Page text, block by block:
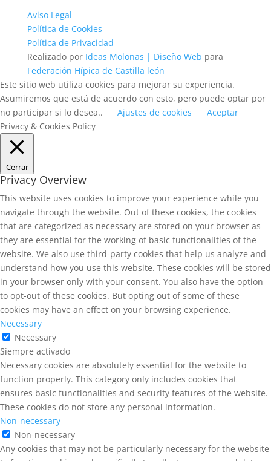
Aviso Legal
Política de Cookies
Política de Privacidad
Realizado por Ideas Molonas | Diseño Web para
Federación Hípica de Castilla león
Este sitio web utiliza cookies para mejorar su experiencia.
Asumiremos que está de acuerdo con esto, pero puede optar por
no participar si lo desea..
Ajustes de cookies
Aceptar
Privacy & Cookies Policy
Cerrar
Privacy Overview
This website uses cookies to improve your experience while you
navigate through the website. Out of these cookies, the cookies
that are categorized as necessary are stored on your browser as
they are essential for the working of basic functionalities of the
website. We also use third-party cookies that help us analyze and
understand how you use this website. These cookies will be stored
in your browser only with your consent. You also have the option
to opt-out of these cookies. But opting out of some of these
cookies may have an effect on your browsing experience.
Necessary
Necessary
Siempre activado
Necessary cookies are absolutely essential for the website to
function properly. This category only includes cookies that
ensures basic functionalities and security features of the website.
These cookies do not store any personal information.
Non-necessary
Non-necessary
Any cookies that may not be particularly necessary for the website